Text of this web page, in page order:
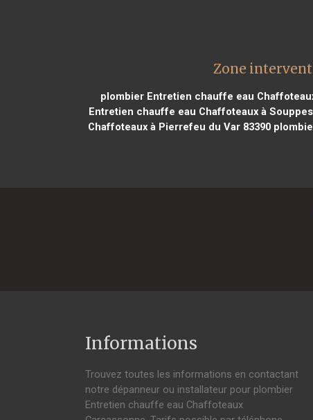
Zone
plombier Entretien chauffe eau
Entretien chauffe eau Chaffoteaux à
Chaffoteaux à Pierrefeu du Var 83390
Informations
Trouvez toutes les informations en contactant
notre dépanneur ou installateur pour plombier
Entretien chauffe eau Chaffoteaux